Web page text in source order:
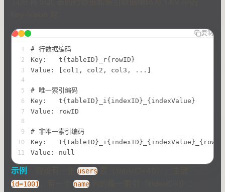
复制
1 # 行数据编码
2 Key:   t{tableID}_r{rowID}
3 Value: [col1, col2, col3, ...]
4
5
# 唯一索引编码
6 Key:   t{tableID}_i{indexID}_{indexValue}
7 Value: rowID
8
9
# 非唯一索引编码
10 Key:
11 Value: null
示例 users表（tableID=45），主键
id=1001，有一个 name列的唯一索引（indexID=1）：